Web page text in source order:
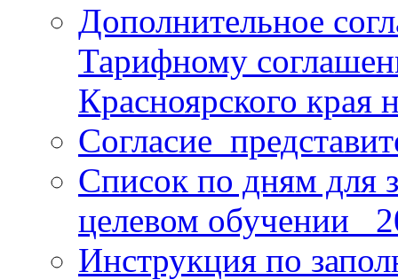
Дополнительное
Тарифному
Красноярского края
Список по дням для
целевом обучении_
Инструкция по